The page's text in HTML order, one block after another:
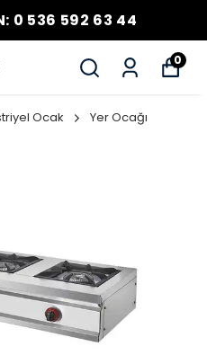
0 536 592 63 44
0
Ocak Yer Ocağı